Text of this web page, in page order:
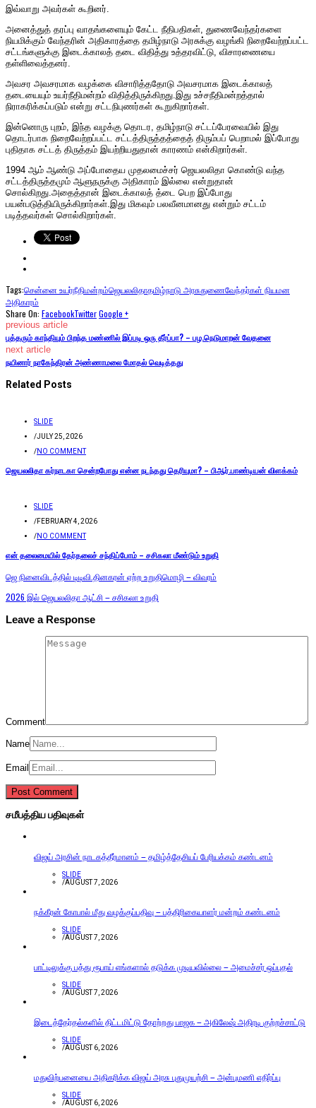
இவ்வாறு அவர்கள் கூறினர்.
அனைத்துத் தரப்பு வாதங்களையும் கேட்ட நீதிபதிகள், துணைவேந்தர்களை
நியமிக்கும் வேந்தரின் அதிகாரத்தை தமிழ்நாடு அரசுக்கு வழங்கி நிறைவேற்றப்பட்ட
சட்டங்களுக்கு இடைக்காலத் தடை விதித்து உத்தரவிட்டு, விசாரணையை
தள்ளிவைத்தனர்.
அவசர அவசரமாக வழக்கை விசாரித்ததோடு அவசரமாக இடைக்காலத்
தடையையும் உயர்நீதிமன்றம் விதித்திருக்கிறது.இது உச்சநீதிமன்றத்தால்
நிராகரிக்கப்படும் என்று சட்டநிபுணர்கள் கூறுகிறார்கள்.
இன்னொரு புறம், இந்த வழக்கு தொடர, தமிழ்நாடு சட்டப்பேரவையில் இது
தொடர்பாக நிறைவேற்றப்பட்ட சட்டத்திருத்தத்தைத் திரும்பப் பெறாமல் இப்போது
புதிதாக சட்டத் திருத்தம் இயற்றியதுதான் காரணம் என்கிறார்கள்.
1994 ஆம் ஆண்டு அப்போதைய முதலமைச்சர் ஜெயலலிதா கொண்டு வந்த
சட்டத்திருத்தமும் ஆளுநருக்கு அதிகாரம் இல்லை என்றுதான்
சொல்கிறது.அதைத்தான் இடைக்காலத் த்டை பெற இப்போது
பயன்படுத்தியிருக்கிறார்கள்.இது மிகவும் பலவீனமானது என்றும் சட்டம்
படித்தவர்கள் சொல்கிறார்கள்.
Tags:சென்னை உயர்நீதிமன்றம்ஜெயலலிதாதமிழ்நாடு அரசுதுணைவேந்தர்கள் நியமன
அதிகாரம்
Share On: FacebookTwitterGoogle +
previous article
புத்தரும் காந்தியும் பிறந்த மண்ணில் இப்படி ஒரு தீர்ப்பா? – பழ.நெடுமாறன் வேதனை
next article
நயினார் நாகேந்திரன் அண்ணாமலை மோதல் வெடித்தது
Related Posts
SLIDE
/JULY 25, 2026
/NO COMMENT
ஜெயலலிதா கர்நாடகா சென்றபோது என்ன நடந்தது தெரியுமா? – பிஆர்.பாண்டியன் விளக்கம்
SLIDE
/FEBRUARY 4, 2026
/NO COMMENT
என் தலைமையில் தேர்தலைச் சந்திப்போம் – சசிகலா மீண்டும் உறுதி
ஜெ நினைவிடத்தில் டிடிவி.தினகரன் ஏற்ற உறுதிமொழி – விவரம்
2026 இல் ஜெயலலிதா ஆட்சி – சசிகலா உறுதி
Leave a Response
Comment
Name
Email
சமீபத்திய பதிவுகள்
விஜய் அரசின் நாடகத்தீர்மானம் – தமிழ்த்தேசியப் பேரியக்கம் கண்டனம்
SLIDE
/AUGUST 7, 2026
நக்கீரன் கோபால் மீது வழக்குப்பதிவு – பத்திரிகையாளர் மன்றம் கண்டனம்
SLIDE
/AUGUST 7, 2026
பாட்டிலுக்கு பத்து ரூபாய் எங்களால் தடுக்க முடியவில்லை – அமைச்சர் ஒப்புதல்
SLIDE
/AUGUST 7, 2026
இடைத்தேர்தல்களில் திட்டமிட்டு தோற்றது பாஜக – அகிலேஷ் அதிரடி குற்றச்சாட்டு
SLIDE
/AUGUST 6, 2026
மதுவிற்பனையை அதிகரிக்க விஜய் அரசு புதுமுயற்சி – அன்புமணி எதிர்ப்பு
SLIDE
/AUGUST 6, 2026